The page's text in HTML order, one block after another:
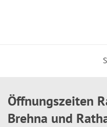
Öffnungszeiten
Brehna und